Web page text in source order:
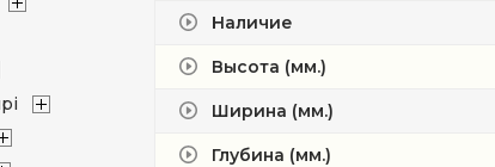
Наличие
Высота (мм.)
Ширина (мм.)
Глубина (мм.)